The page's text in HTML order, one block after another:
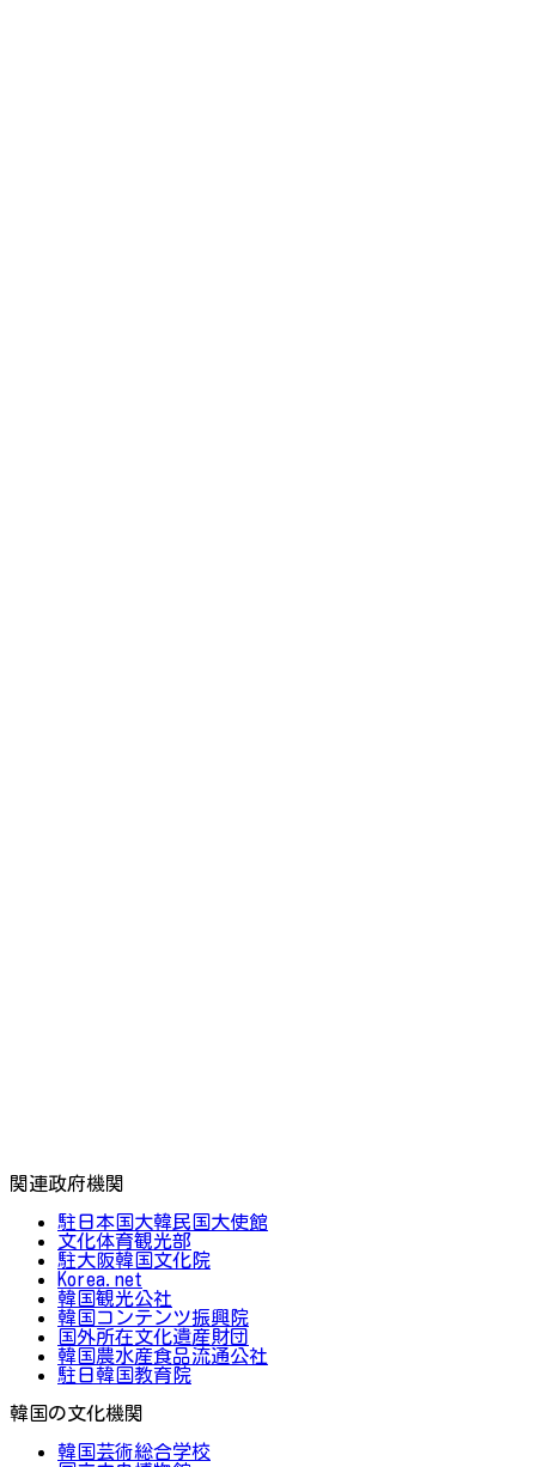
関連政府機関
駐日本国大韓民国大使館
文化体育観光部
駐大阪韓国文化院
Korea.net
韓国観光公社
韓国コンテンツ振興院
国外所在文化遺産財団
韓国農水産食品流通公社
駐日韓国教育院
韓国の文化機関
韓国芸術総合学校